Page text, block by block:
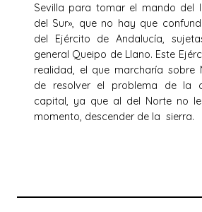
Sevilla para tomar el mando del
del Sur», que no hay que
del Ejército de Andalucía,
general Queipo de Llano. Este
realidad, el que marcharía sobre
de resolver el problema de la
capital, ya que al del Norte no
momento, descender de la sierra.